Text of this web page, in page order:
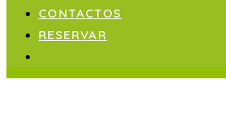
CONTACTOS
RESERVAR